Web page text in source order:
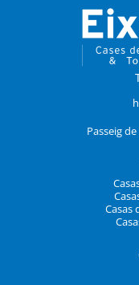
Passeig
Casas